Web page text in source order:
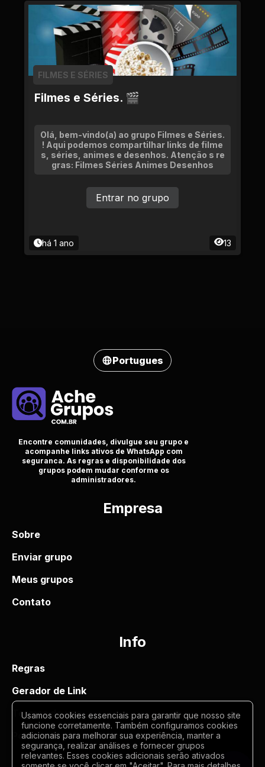
Filmes e Séries. 🎬
FILMES E SÉRIES
Olá, bem-vindo(a) ao grupo Filmes e Séries.
! Aqui podemos compartilhar links de filme
s, séries, animes e desenhos. Atenção s re
gras: Filmes Séries Animes Desenhos
há 1 ano 13
Entrar no grupo
Portugues
Encontre comunidades, divulgue seu grupo e
acompanhe links ativos de WhatsApp com
seguranca. As regras e disponibilidade dos
grupos podem mudar conforme os
administradores.
Empresa
Sobre
Enviar grupo
Meus grupos
Contato
Info
Regras
Gerador de Link
Termos de uso
Politica de privacidade
Usamos cookies essenciais para garantir que nosso site
funcione corretamente. Também configuramos cookies
adicionais para melhorar sua experiência, manter a
segurança, realizar análises e fornecer grupos
relevantes. Esses cookies adicionais serão ativados